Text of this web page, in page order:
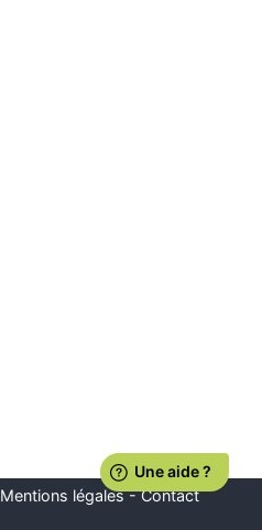
Mentions légales-Contact